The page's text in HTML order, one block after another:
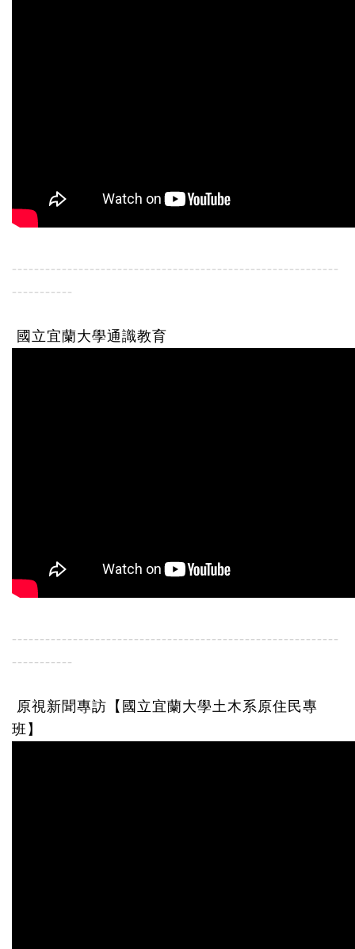
-----------------------------------------------------------
-----------
國立宜蘭大學通識教育
-----------------------------------------------------------
-----------
原視新聞專訪【國立宜蘭大學土木系原住民專
班】